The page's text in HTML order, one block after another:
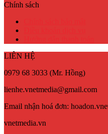
Chính sách
LIÊN HỆ
0979 68 3033 (Mr. Hồng)
lienhe.vnetmedia@gmail.com
Email nhận hoá đơn:
vnetmedia.vn